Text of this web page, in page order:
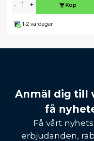
- + Köp
1-2 vardagar
Anmäl dig till
få
Få vårt
erbjudanden,